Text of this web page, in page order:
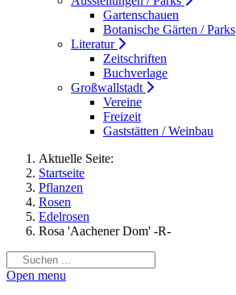
Gartenschauen
Botanische Gärten / Parks
Literatur
Zeitschriften
Buchverlage
Großwallstadt
Vereine
Freizeit
Gaststätten / Weinbau
Aktuelle Seite:
Startseite
Pflanzen
Rosen
Edelrosen
Rosa 'Aachener Dom' -R-
Open menu